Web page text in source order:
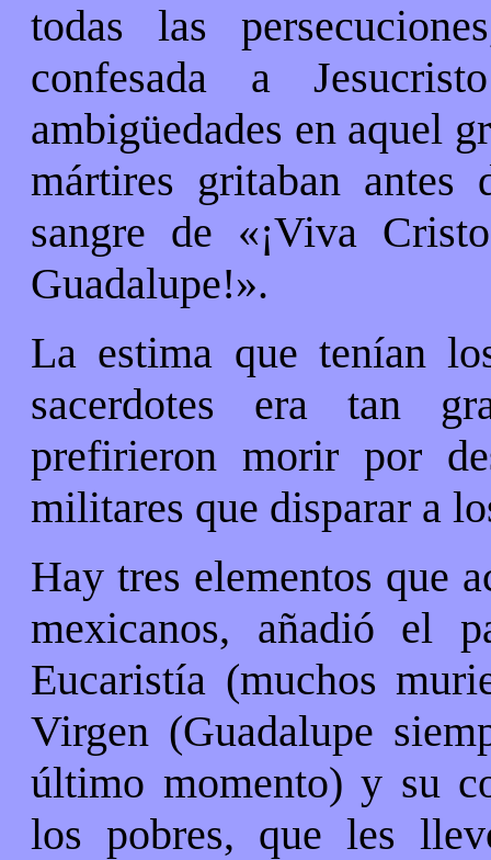
todas las
confesada a
ambigüedades en aquel
mártires gritaban
sangre de «¡Viva
Guadalupe!».
La estima que tenían
sacerdotes era tan
prefirieron morir por
militares que disparar a
Hay tres elementos que
mexicanos, añadió el
Eucaristía (muchos
Virgen (Guadalupe
último momento) y su
los pobres, que les